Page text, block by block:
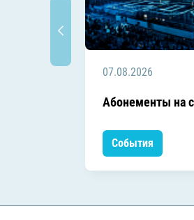
07.08.2026
Абонементы на
События